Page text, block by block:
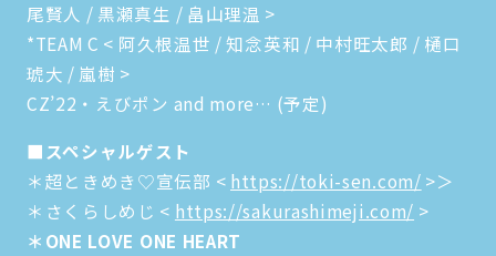
尾賢人 / 黒瀬真生 / 畠山理温 >
*TEAM C < 阿久根温世 / 知念英和 / 中村旺太郎 / 樋口
琥大 / 嵐樹 >
CZ’22・えびポン and more… (予定)
■スペシャルゲスト
＊超ときめき♡宣伝部 < https://toki-sen.com/ >＞
＊さくらしめじ < https://sakurashimeji.com/ >
＊ONE LOVE ONE HEART